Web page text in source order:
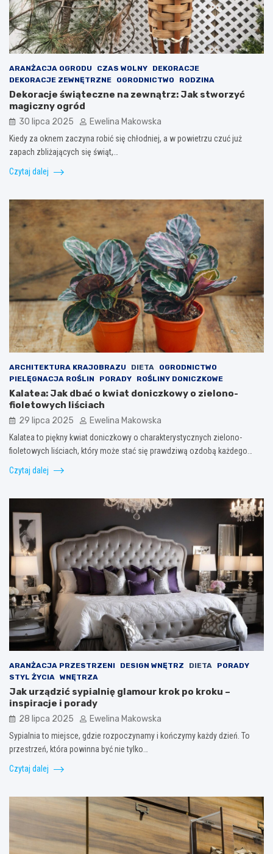
ARANŻACJA OGRODU CZAS WOLNY
DEKORACJE
DEKORACJE ZEWNĘTRZNE
OGRODNICTWO RODZINA
Dekoracje świąteczne na zewnątrz: Jak stworzyć
magiczny ogród
30 lipca 2025 Ewelina Makowska
Kiedy za oknem zaczyna robić się chłodniej, a w powietrzu czuć już
zapach zbliżających się świąt,…
Czytaj dalej
ARCHITEKTURA KRAJOBRAZU DIETA
OGRODNICTWO
PIELĘGNACJA ROŚLIN
PORADY ROŚLINY DONICZKOWE
Kalatea: Jak dbać o kwiat doniczkowy o zielono-
fioletowych liściach
29 lipca 2025 Ewelina Makowska
Kalatea to piękny kwiat doniczkowy o charakterystycznych zielono-
fioletowych liściach, który może stać się prawdziwą ozdobą każdego…
Czytaj dalej
ARANŻACJA PRZESTRZENI DESIGN WNĘTRZ DIETA
PORADY
STYL ŻYCIA WNĘTRZA
Jak urządzić sypialnię glamour krok po kroku –
inspiracje i porady
28 lipca 2025 Ewelina Makowska
Sypialnia to miejsce, gdzie rozpoczynamy i kończymy każdy dzień. To
przestrzeń, która powinna być nie tylko…
Czytaj dalej